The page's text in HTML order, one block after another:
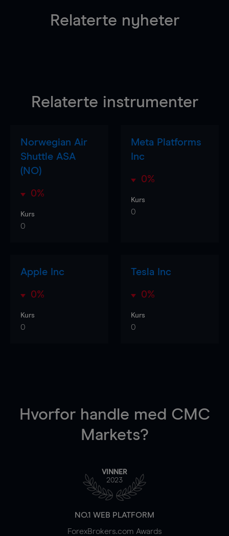
Relaterte nyheter
Relaterte instrumenter
Norwegian Air
Shuttle ASA
(NO)
0%
Kurs
0
Meta Platforms
Inc
0%
Kurs
0
Apple Inc
0%
Kurs
0
Tesla Inc
0%
Kurs
0
Hvorfor handle med CMC
Markets?
VINNER
2023
NO.1 WEB PLATFORM
ForexBrokers.com Awards